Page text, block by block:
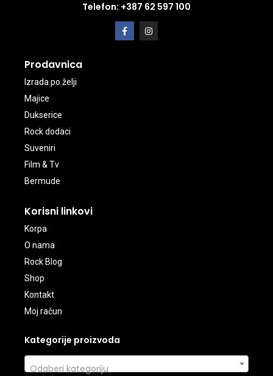
Telefon: +387 62 597 100
Prodavnica
Izrada po želji
Majice
Dukserice
Rock dodaci
Suveniri
Film & Tv
Bermude
Korisni linkovi
Korpa
O nama
Rock Blog
Shop
Kontakt
Moj račun
Kategorije proizvoda
Odaberi kategoriju